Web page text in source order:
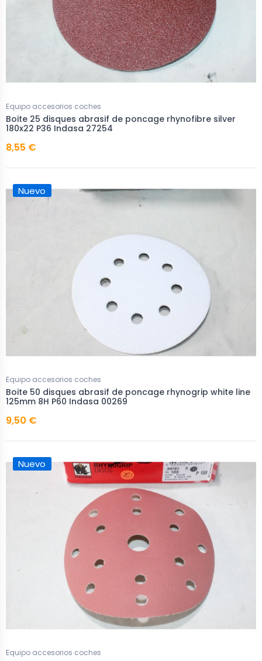
Equipo accesorios coches
Boite 25 disques abrasif de poncage rhynofibre silver
180x22 P36 Indasa 27254
8,55 €
Nuevo
Equipo accesorios coches
Boite 50 disques abrasif de poncage rhynogrip white line
125mm 8H P60 Indasa 00269
9,50 €
Nuevo
Equipo accesorios coches